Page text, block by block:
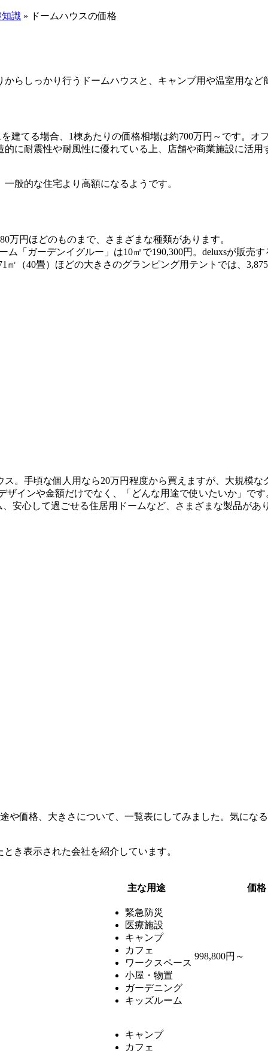
識 » ドームハウスの価格
らしっかり行うドームハウスと、キャンプ用や温室用な
建てる場合、1棟あたりの価格相場は約700万円～です。
に耐震性や耐風性に優れている上、店舗や商業施設に活
般的な住宅より高額になるようです。
万円ほどのものまで、さまざまな種類があります。
「ガーデンイグルー」は10㎡で190,300円。deluxsが販売
（40畳）ほどの大きさのグランピング用テントでは、
。手頃な個人用なら20万円程度から買えますが、大規模
インや金額だけでなく、「どんな用途で使いたいか」で
安心して過ごせる住居用ドームなど、さまざまな製品が
価格、大きさについて、一覧表にしてみました。気にな
き表示された会社を紹介しています。
主な用途 価格
緊急防災
医療施設
キャンプ
カフェ
ワークスペース
小屋・物置
ガーデニング
キッズルーム
998,800円～
キャンプ
カフェ